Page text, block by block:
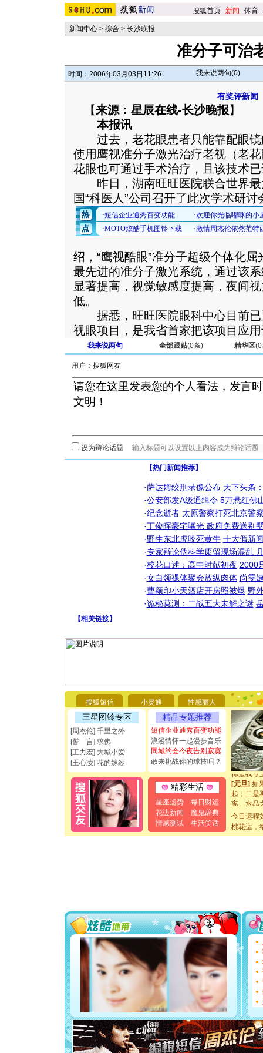
搜狐首页-新闻 -体育-
新闻中心 > 综合 > 长沙晚报
准分子可治
时间：2006年03月03日11:26 我来说两句(0)
有奖评新闻
【来源：星辰在线-长沙晚报】
本报讯
过去，老花眼患者只能靠配眼镜
使用鹰视准分子激光治疗老视（老
花眼也可通过手术治疗，且该技术
昨日，湖南旺旺医院联合世界最
国“科医人”公司召开了此次学术研讨
绍，“鹰视酷眼”准分子超级个体化
最先进的准分子激光系统，通过该
显著提高，视觉敏感度提高，夜间
低。
据悉，旺旺医院眼科中心目前已
视眼项目，是我省首家把该项目应
我来说两句 全部跟贴(0条) 精华区(0
用户：
设为辩论话题
【热门新闻推荐】
·萨达姆绞刑录像公布 天下头条
·公安部发A级通缉令 5万悬红佛
·纪念逝者 太原警察打死北京警
·丁俊晖豪宅曝光 政府免费送别
·野生东北虎咬死黄牛 十大假新
·专家辩论伪科学废留现场混乱
·校花口述：高中时献初夜 2000
·女白领祼体聚会放纵肉体 尚雯
·曹颖印小天酒店开房照被爆 野
·诡秘莫测：二战五大未解之谜
【相关链接】
搜狐短信 小灵通 性感丽人
三星图铃专区
[周杰伦] 千里之外
[誓 言] 求佛
[王力宏] 大城小爱
[王心凌] 花的嫁纱
精品专题推荐
短信企业通秀百变功能
浪漫情怀一起漫步音乐
同城约会今夜告别寂寞
敢来挑战你的球技吗？
精彩生活
星座运势
每日财运
花边新闻
魔鬼辞典
情感测试
生活笑话
要平安！
[圣诞节]
能正大光
都要快乐
[圣诞节]
如意,快
[元旦]看
断电。爱
你是我专
[元旦] 如
起；二是
离。水晶
泣，这
卖了。水
你太多，
要平安！
[圣诞节]
能正大
都要快乐
[圣诞节]
如意,快
[元旦]
看
断电。
你是我
[元旦]
起；二是
离。水晶
[元旦]当
泣，这痛
今日运程
桃花运，